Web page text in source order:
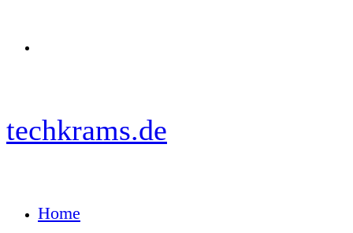
techkrams.de
Home